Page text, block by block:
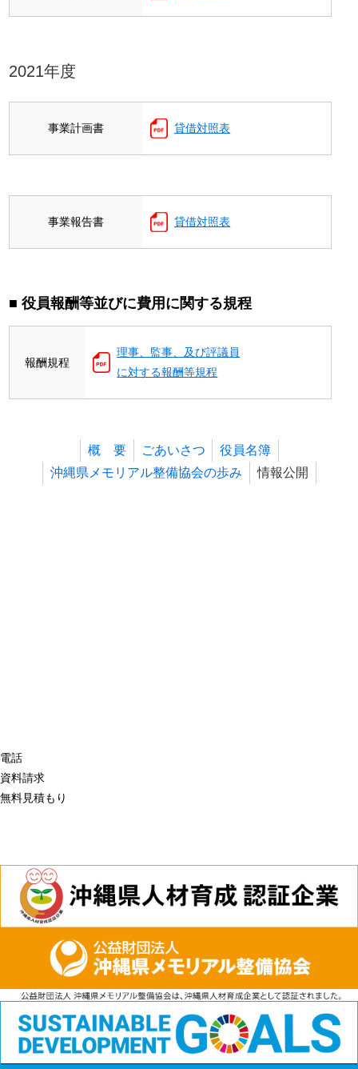
2021年度
事業計画書 貸借対照表
事業報告書 貸借対照表
■ 役員報酬等並びに費用に関する規程
報酬規程
理事、監事、及び評議員
に対する報酬等規程
概 要 ごあいさつ
役員名簿
沖縄県メモリアル整備協会の歩み
情報公開
電話
資料請求
無料見積もり